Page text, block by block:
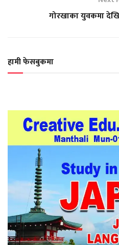
गोरखाका युवकमा
हामी फेसबुकमा